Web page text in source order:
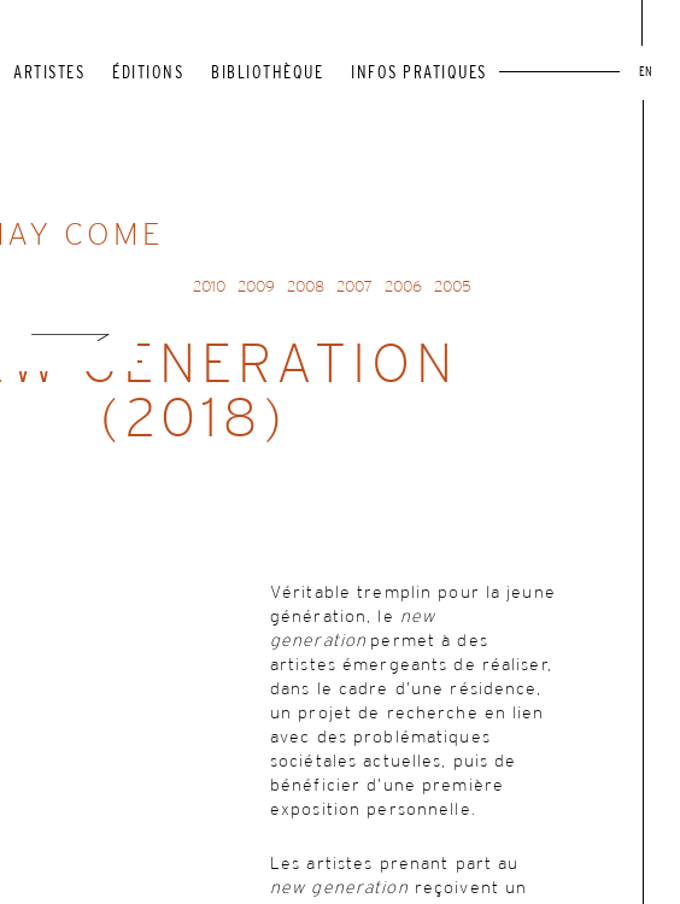
ARTISTES ÉDITIONS BIBLIOTHÈQUE INFOS PRATIQUES EN
2010 2009 2008 2007 2006 2005
GENERATION
(2018)
COME
Véritable tremplin pour la jeune
génération, le new
generation permet à des
artistes émergeants de réaliser,
dans le cadre d’une résidence,
un projet de recherche en lien
avec des problématiques
sociétales actuelles, puis de
bénéficier d’une première
exposition personnelle.
Les artistes prenant part au
new generation reçoivent un